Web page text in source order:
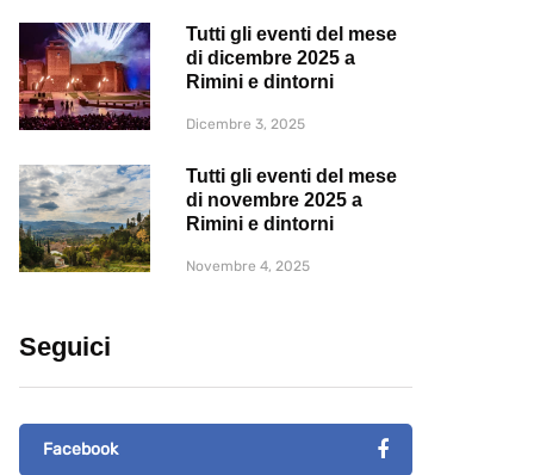
Tutti gli eventi del mese
di dicembre 2025 a
Rimini e dintorni
Dicembre 3, 2025
Tutti gli eventi del mese
di novembre 2025 a
Rimini e dintorni
Novembre 4, 2025
Seguici
Facebook